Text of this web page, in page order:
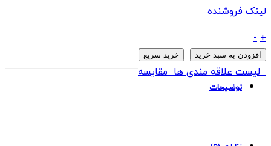
لینک فروشنده
ربات
FireStorm
Scalper
+
-
افزودن به سبد خرید خرید سریع
لیست علاقه مندی هامقایسه
توضیحات